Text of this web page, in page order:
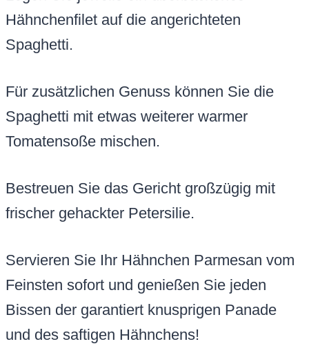
Hähnchenfilet auf die angerichteten
Spaghetti.
Für zusätzlichen Genuss können Sie die
Spaghetti mit etwas weiterer warmer
Tomatensoße mischen.
Bestreuen Sie das Gericht großzügig mit
frischer gehackter Petersilie.
Servieren Sie Ihr Hähnchen Parmesan vom
Feinsten sofort und genießen Sie jeden
Bissen der garantiert knusprigen Panade
und des saftigen Hähnchens!